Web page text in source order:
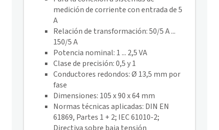
medición de corriente con entrada de 5
A
Relación de transformación: 50/5 A ...
150/5 A
Potencia nominal: 1 ... 2,5 VA
Clase de precisión: 0,5 y 1
Conductores redondos: Ø 13,5 mm por
fase
Dimensiones: 105 x 90 x 64 mm
Normas técnicas aplicadas: DIN EN
61869, Partes 1 + 2; IEC 61010-2;